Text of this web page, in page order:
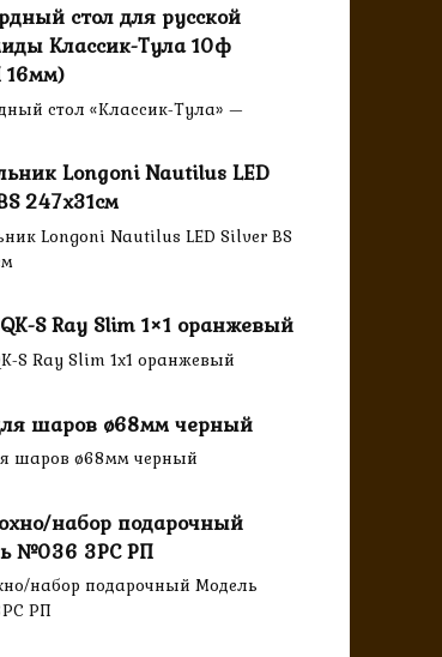
стол для русской
Классик-Тула 10ф
стол «Классик-Тула» —
Longoni Nautilus LED
247х31см
Longoni Nautilus LED Silver BS
S Ray Slim 1×1 оранжевый
S Ray Slim 1x1 оранжевый
шаров ø68мм черный
шаров ø68мм черный
набор подарочный
№036 3PC РП
набор подарочный Модель
РП